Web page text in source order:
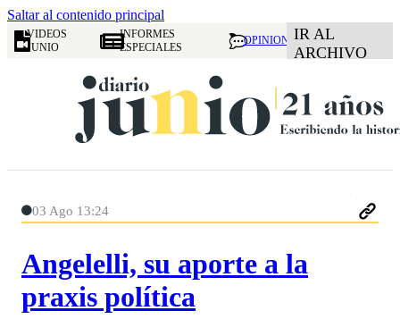
Saltar al contenido principal
VIDEOS
JUNIO
INFORMES
ESPECIALES
OPINION IR AL
ARCHIVO
03 Ago 13:24
Angelelli, su aporte a la
praxis política